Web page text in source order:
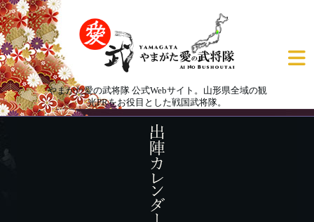
やまがた愛の武将隊 公式Webサイト。山形県全域の観
光PRをお役目とした戦国武将隊。